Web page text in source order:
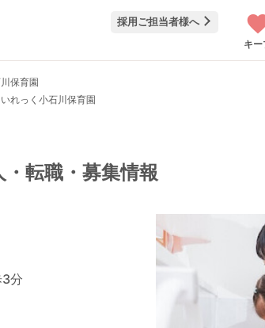
採用ご担当者様へ
キー
保育園
れっく小石川保育園
転職・募集情報
3分